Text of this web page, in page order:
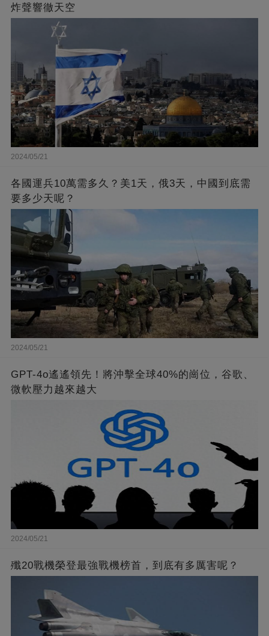
炸聲響徹天空
2024/05/21
各國運兵10萬需多久？美1天，俄3天，中國到底需
要多少天呢？
2024/05/21
GPT-4o遙遙領先！將沖擊全球40%的崗位，谷歌、
微軟壓力越來越大
2024/05/21
殲20戰機榮登最強戰機榜首，到底有多厲害呢？